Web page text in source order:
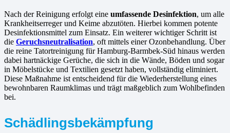
Nach der Reinigung erfolgt eine umfassende Desinfektion, um alle
Krankheitserreger und Keime abzutöten. Hierbei kommen potente
Desinfektionsmittel zum Einsatz. Ein weiterer wichtiger Schritt ist
die Geruchsneutralisation, oft mittels einer Ozonbehandlung. Über
die reine Tatortreinigung für Hamburg-Barmbek-Süd hinaus werden
dabei hartnäckige Gerüche, die sich in die Wände, Böden und sogar
in Möbelstücke und Textilien gesetzt haben, vollständig eliminiert.
Diese Maßnahme ist entscheidend für die Wiederherstellung eines
bewohnbaren Raumklimas und trägt maßgeblich zum Wohlbefinden
bei.
Schädlingsbekämpfung